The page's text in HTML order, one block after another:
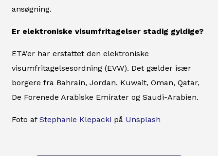
ansøgning.
Er elektroniske visumfritagelser stadig gyldige?
ETA’er har erstattet den elektroniske
visumfritagelsesordning (EVW). Det gælder især
borgere fra Bahrain, Jordan, Kuwait, Oman, Qatar,
De Forenede Arabiske Emirater og Saudi-Arabien.
Foto af Stephanie Klepacki på Unsplash